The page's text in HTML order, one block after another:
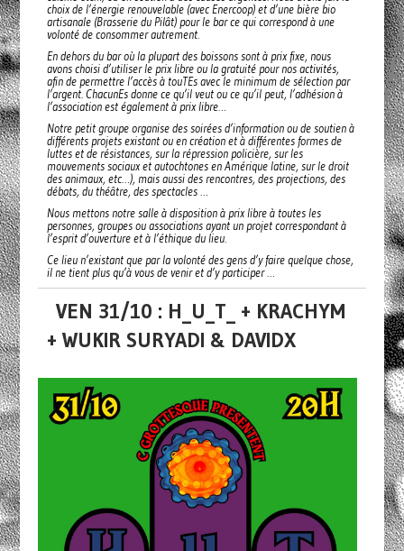
choix de l’énergie renouvelable (avec Enercoop) et d’une bière bio
artisanale (Brasserie du Pilât) pour le bar ce qui correspond à une
volonté de consommer autrement.
En dehors du bar où la plupart des boissons sont à prix fixe, nous
avons choisi d’utiliser le prix libre ou la gratuité pour nos activités,
afin de permettre l’accès à touTEs avec le minimum de sélection par
l’argent. ChacunEs donne ce qu’il veut ou ce qu’il peut, l’adhésion à
l’association est également à prix libre…
Notre petit groupe organise des soirées d’information ou de soutien à
différents projets existant ou en création et à différentes formes de
luttes et de résistances, sur la répression policière, sur les
mouvements sociaux et autochtones en Amérique latine, sur le droit
des animaux, etc…), mais aussi des rencontres, des projections, des
débats, du théâtre, des spectacles …
Nous mettons notre salle à disposition à prix libre à toutes les
personnes, groupes ou associations ayant un projet correspondant à
l’esprit d’ouverture et à l’éthique du lieu.
Ce lieu n’existant que par la volonté des gens d’y faire quelque chose,
il ne tient plus qu’à vous de venir et d’y participer …
VEN 31/10 : H_U_T_ + KRACHYM
+ WUKIR SURYADI & DAVIDX